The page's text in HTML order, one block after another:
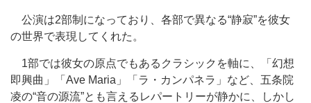
公演は2部制になっており、各部で異なる“静寂”を彼女
の世界で表現してくれた。
1部では彼女の原点でもあるクラシックを軸に、「幻想
即興曲」「Ave Maria」「ラ・カンパネラ」など、五条院
凌の“音の源流”とも言えるレパートリーが静かに、しかし